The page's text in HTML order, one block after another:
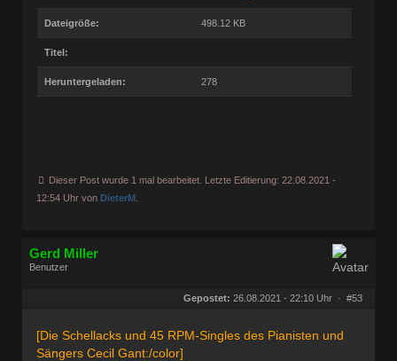
Dateigröße: 498.12 KB
Titel:
Heruntergeladen: 278
Dieser Post wurde 1 mal bearbeitet. Letzte Editierung: 22.08.2021 -
12:54 Uhr von DieterM
Gerd Miller
Benutzer
Gepostet: 26.08.2021 - 22:10 Uhr · #53
[Die Schellacks und 45 RPM-Singles des Pianisten und
Sängers Cecil Gant:/color]